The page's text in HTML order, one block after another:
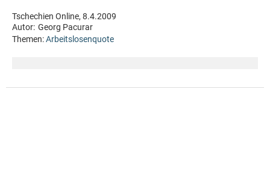
Tschechien Online, 8.4.2009
Autor: Georg Pacurar
Themen:Arbeitslosenquote